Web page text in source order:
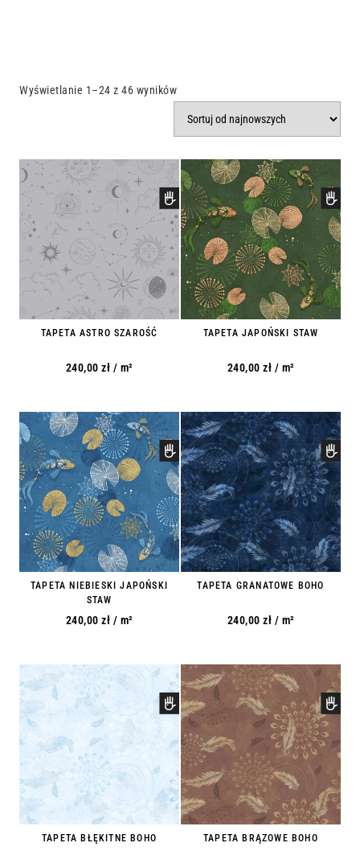
Wyświetlanie 1–24 z 46 wyników
TAPETA ASTRO SZAROŚĆ
240,00 zł / m²
TAPETA JAPOŃSKI STAW
240,00 zł / m²
TAPETA NIEBIESKI JAPOŃSKI
STAW
240,00 zł / m²
TAPETA GRANATOWE BOHO
240,00 zł / m²
TAPETA BŁĘKITNE BOHO TAPETA BRĄZOWE BOHO